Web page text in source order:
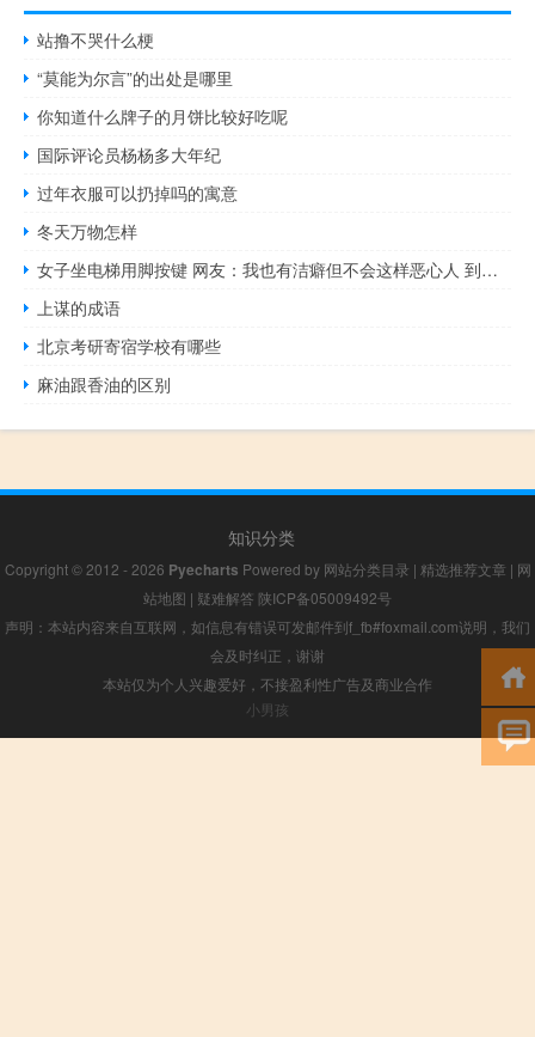
站撸不哭什么梗
“莫能为尔言”的出处是哪里
你知道什么牌子的月饼比较好吃呢
国际评论员杨杨多大年纪
过年衣服可以扔掉吗的寓意
冬天万物怎样
女子坐电梯用脚按键 网友：我也有洁癖但不会这样恶心人 到底什么情况呢
上谋的成语
北京考研寄宿学校有哪些
麻油跟香油的区别
知识分类
Copyright © 2012 - 2026 Pyecharts Powered by 网站分类目录 | 精选推荐文章 | 网
站地图 | 疑难解答 陕ICP备05009492号
声明：本站内容来自互联网，如信息有错误可发邮件到f_fb#foxmail.com说明，我们
会及时纠正，谢谢
本站仅为个人兴趣爱好，不接盈利性广告及商业合作
小男孩